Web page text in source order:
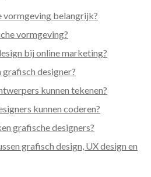
vormgeving belangrijk?
vormgeving?
bij online marketing?
grafisch designer?
kunnen tekenen?
kunnen coderen?
grafische designers?
grafisch design, UX design en